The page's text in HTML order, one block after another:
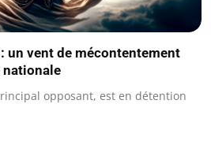
un vent de mécontentement
nationale
opposant, est en détention